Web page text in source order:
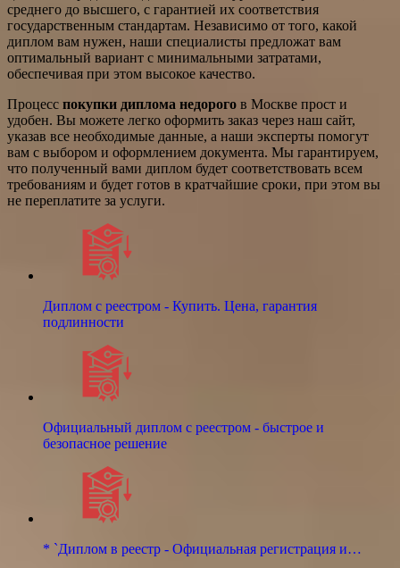
среднего до высшего, с гарантией их соответствия
государственным стандартам. Независимо от того, какой
диплом вам нужен, наши специалисты предложат вам
оптимальный вариант с минимальными затратами,
обеспечивая при этом высокое качество.
Процесс покупки диплома недорого в Москве прост и
удобен. Вы можете легко оформить заказ через наш сайт,
указав все необходимые данные, а наши эксперты помогут
вам с выбором и оформлением документа. Мы гарантируем,
что полученный вами диплом будет соответствовать всем
требованиям и будет готов в кратчайшие сроки, при этом вы
не переплатите за услуги.
Диплом с реестром - Купить. Цена, гарантия
подлинности
Официальный диплом с реестром - быстрое и
безопасное решение
* `Диплом в реестр - Официальная регистрация и…